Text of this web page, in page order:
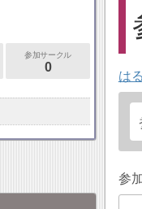
は
参
参加サークル
0